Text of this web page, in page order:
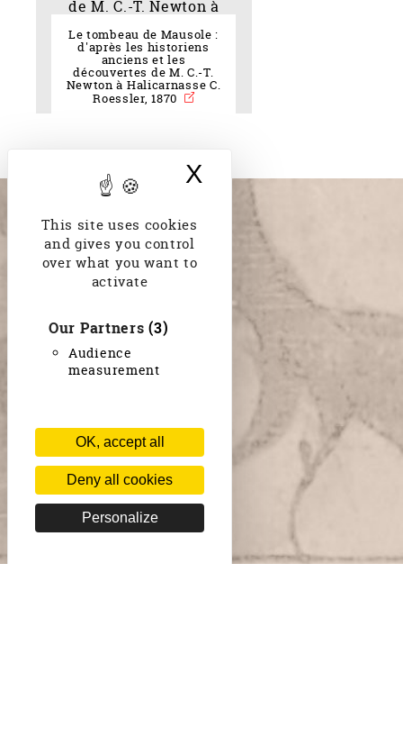
This site uses cookies
and gives you control
over what you want to
activate
Our Partners(3)
Audience
measurement
OK, accept all
Deny all cookies
Personalize
X Hide cookie
Le tombeau de Mausole :
d'après les historiens
anciens et les
découvertes de M. C.-T.
Newton à Halicarnasse C.
Roessler, 1870